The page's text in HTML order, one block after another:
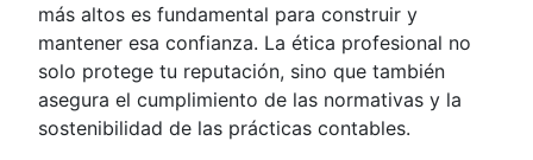
más altos es fundamental para construir y
mantener esa confianza. La ética profesional no
solo protege tu reputación, sino que también
asegura el cumplimiento de las normativas y la
sostenibilidad de las prácticas contables.